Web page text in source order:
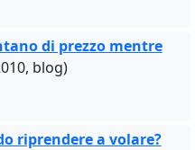
di prezzo mentre
blog)
riprendere a volare?